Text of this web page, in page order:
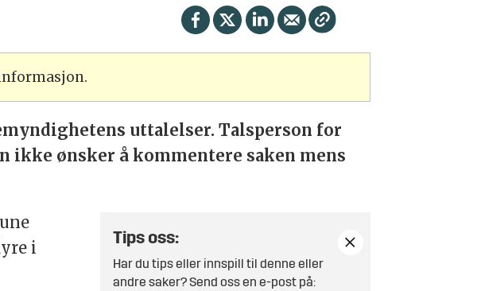
uttalelser. Talsperson for
ikke ønsker å kommentere saken mens
Tips oss:
Har du tips eller innspill til denne eller
andre saker? Send oss en e-post på:
i